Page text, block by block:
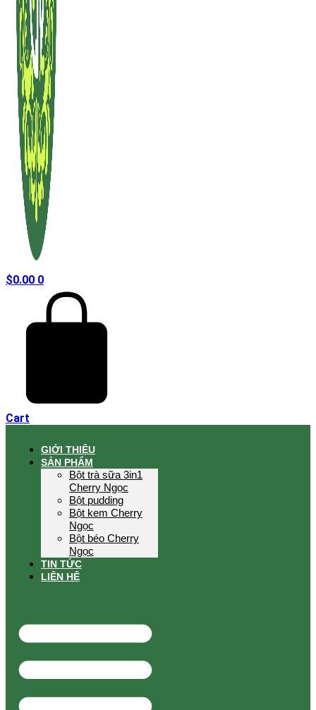
$0.00 0
Cart
GIỚI THIỆU
SẢN PHẨM
Bột trà sữa 3in1
Cherry Ngọc
Bột pudding
Bột kem Cherry
Ngọc
Bột béo Cherry
Ngọc
TIN TỨC
LIÊN HỆ